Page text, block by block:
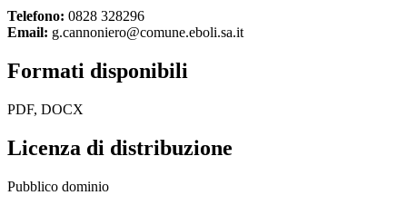
Telefono: 0828 328296
Email: g.cannoniero@comune.eboli.sa.it
Formati disponibili
PDF, DOCX
Licenza di distribuzione
Pubblico dominio